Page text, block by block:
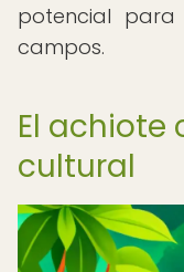
potencial para
campos.
El achiote
cultural